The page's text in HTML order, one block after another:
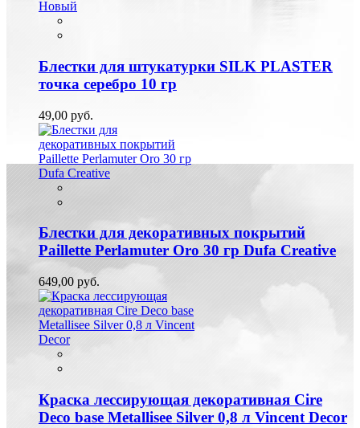
Новый
Блестки для штукатурки SILK PLASTER
точка серебро 10 гр
49,00 руб.
Блестки для декоративных покрытий
Paillette Perlamuter Oro 30 гр Dufa Creative
649,00 руб.
Краска лессирующая декоративная Cire
Deco base Metallisee Silver 0,8 л Vincent Decor